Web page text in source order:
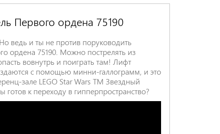
Первого ордена 75190
ведь и ты не против поруководить
ордена 75190. Можно пострелять из
вовнутрь и поиграть там! Лифт
с помощью минни-галлограмм, и это
зале LEGO Star Wars TM Звездный
к переходу в гипперпространство?